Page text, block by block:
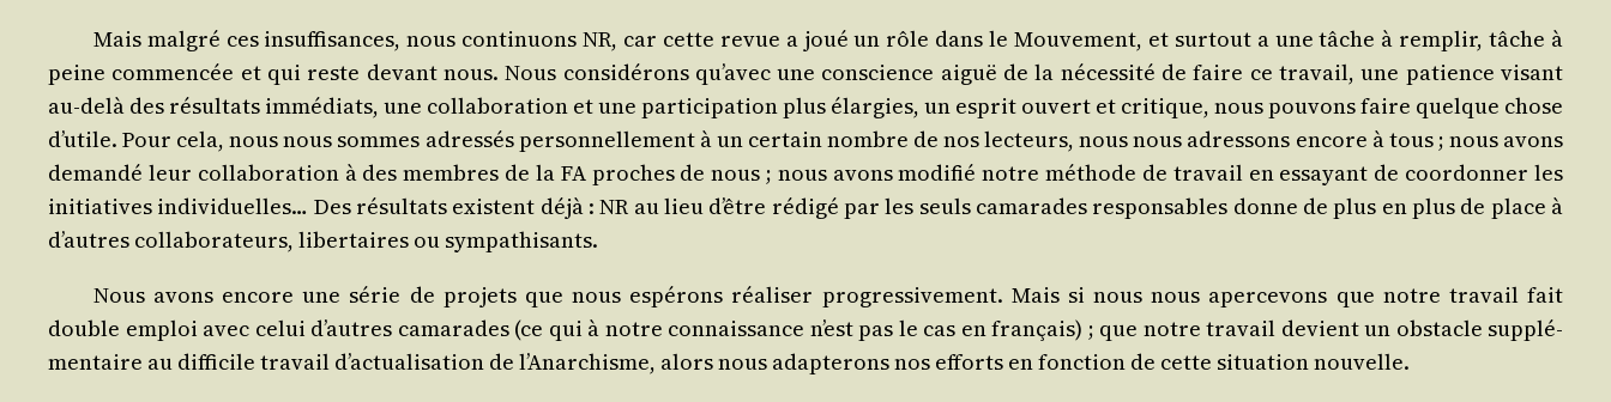
Mais mal­gré ces insuf­fi­sances, nous conti­nuons NR, car cette revue a joué un rôle dans le Mou­ve­ment, et sur­tout a une tâche à rem­plir, tâche à
peine com­men­cée et qui reste devant nous. Nous consi­dé­rons qu’avec une conscience aiguë de la néces­si­té de faire ce tra­vail, une patience visant
au-delà des résul­tats immé­diats, une col­la­bo­ra­tion et une par­ti­ci­pa­tion plus élar­gies, un esprit ouvert et cri­tique, nous pou­vons faire quelque chose
d’utile. Pour cela, nous nous sommes adres­sés per­son­nel­le­ment à un cer­tain nombre de nos lec­teurs, nous nous adres­sons encore à tous ; nous avons
deman­dé leur col­la­bo­ra­tion à des membres de la FA proches de nous ; nous avons modi­fié notre méthode de tra­vail en essayant de coor­don­ner les
ini­tia­tives indi­vi­duelles… Des résul­tats existent déjà : NR au lieu d’être rédi­gé par les seuls cama­rades res­pon­sables donne de plus en plus de place à
d’autres col­la­bo­ra­teurs, liber­taires ou sympathisants.
Nous avons encore une série de pro­jets que nous espé­rons réa­li­ser pro­gres­si­ve­ment. Mais si nous nous aper­ce­vons que notre tra­vail fait
double emploi avec celui d’autres cama­rades (ce qui à notre connais­sance n’est pas le cas en fran­çais) ; que notre tra­vail devient un obs­tacle sup­plé­
men­taire au dif­fi­cile tra­vail d’actualisation de l’Anarchisme, alors nous adap­te­rons nos efforts en fonc­tion de cette situa­tion nouvelle.